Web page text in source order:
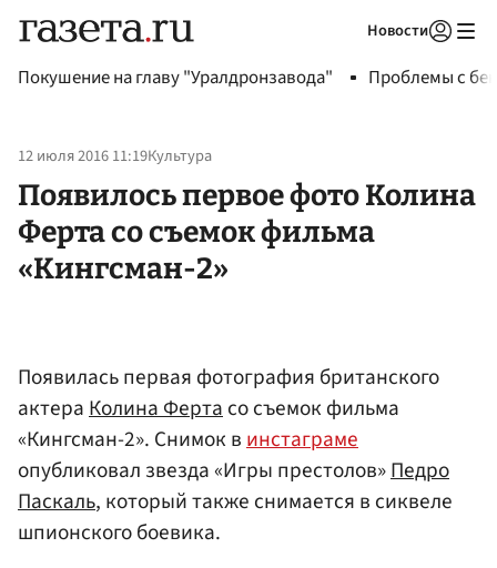
Новости
Покушение на главу "Уралдронзавода" Проблемы с
12 июля 2016 11:19Культура
Появилось первое фото Колина
Ферта со съемок фильма
«Кингсман-2»
Появилась первая фотография британского
актераКолина Фертасо съемок фильма
«Кингсман-2». Снимок винстаграме
опубликовал звезда «Игры престолов»Педро
Паскаль, который также снимается в сиквеле
шпионского боевика.